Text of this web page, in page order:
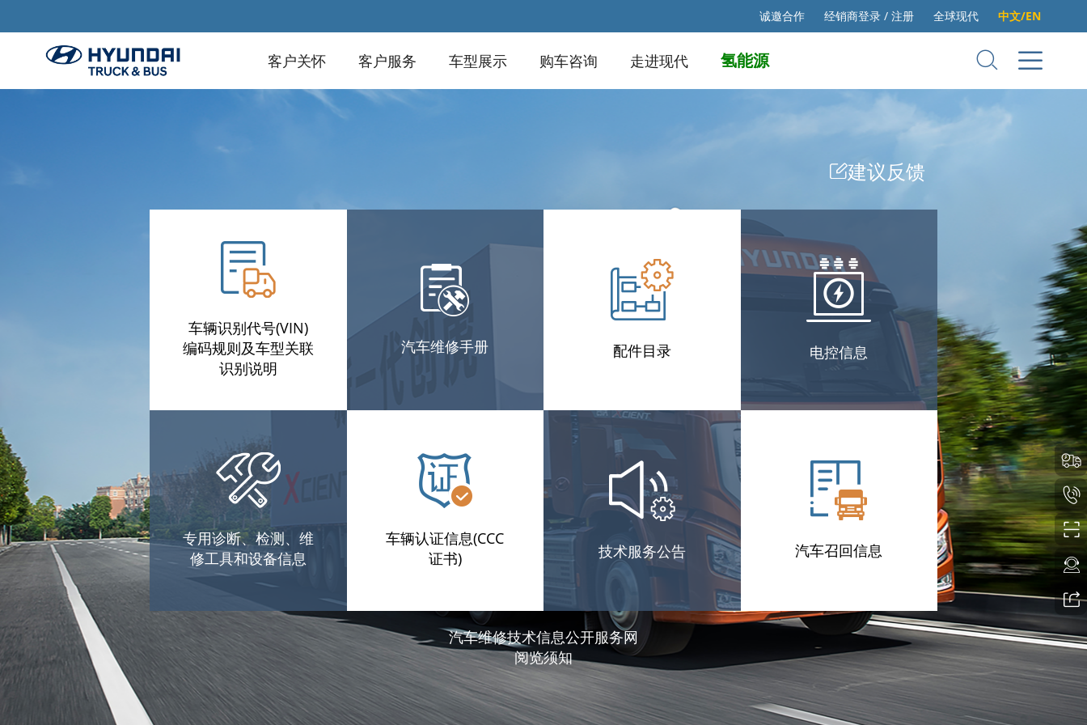
诚邀合作 经销商登录 / 注册 全球现代 中文/EN
客户关怀 客户服务 车型展示 购车咨询 走进现代 氢能源
建议反馈
车辆识别代号(VIN)
编码规则及车型关联
识别说明
汽车维修手册 配件目录 电控信息
专用诊断、检测、维
修工具和设备信息
车辆认证信息(CCC
证书)
技术服务公告 汽车召回信息
汽车维修技术信息公开服务网
阅览须知